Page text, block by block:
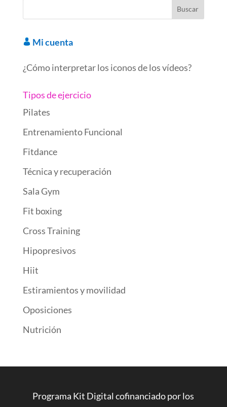
Mi cuenta
¿Cómo interpretar los iconos de los vídeos?
Tipos de ejercicio
Pilates
Entrenamiento Funcional
Fitdance
Técnica y recuperación
Sala Gym
Fit boxing
Cross Training
Hipopresivos
Hiit
Estiramientos y movilidad
Oposiciones
Nutrición
Programa Kit Digital cofinanciado por los